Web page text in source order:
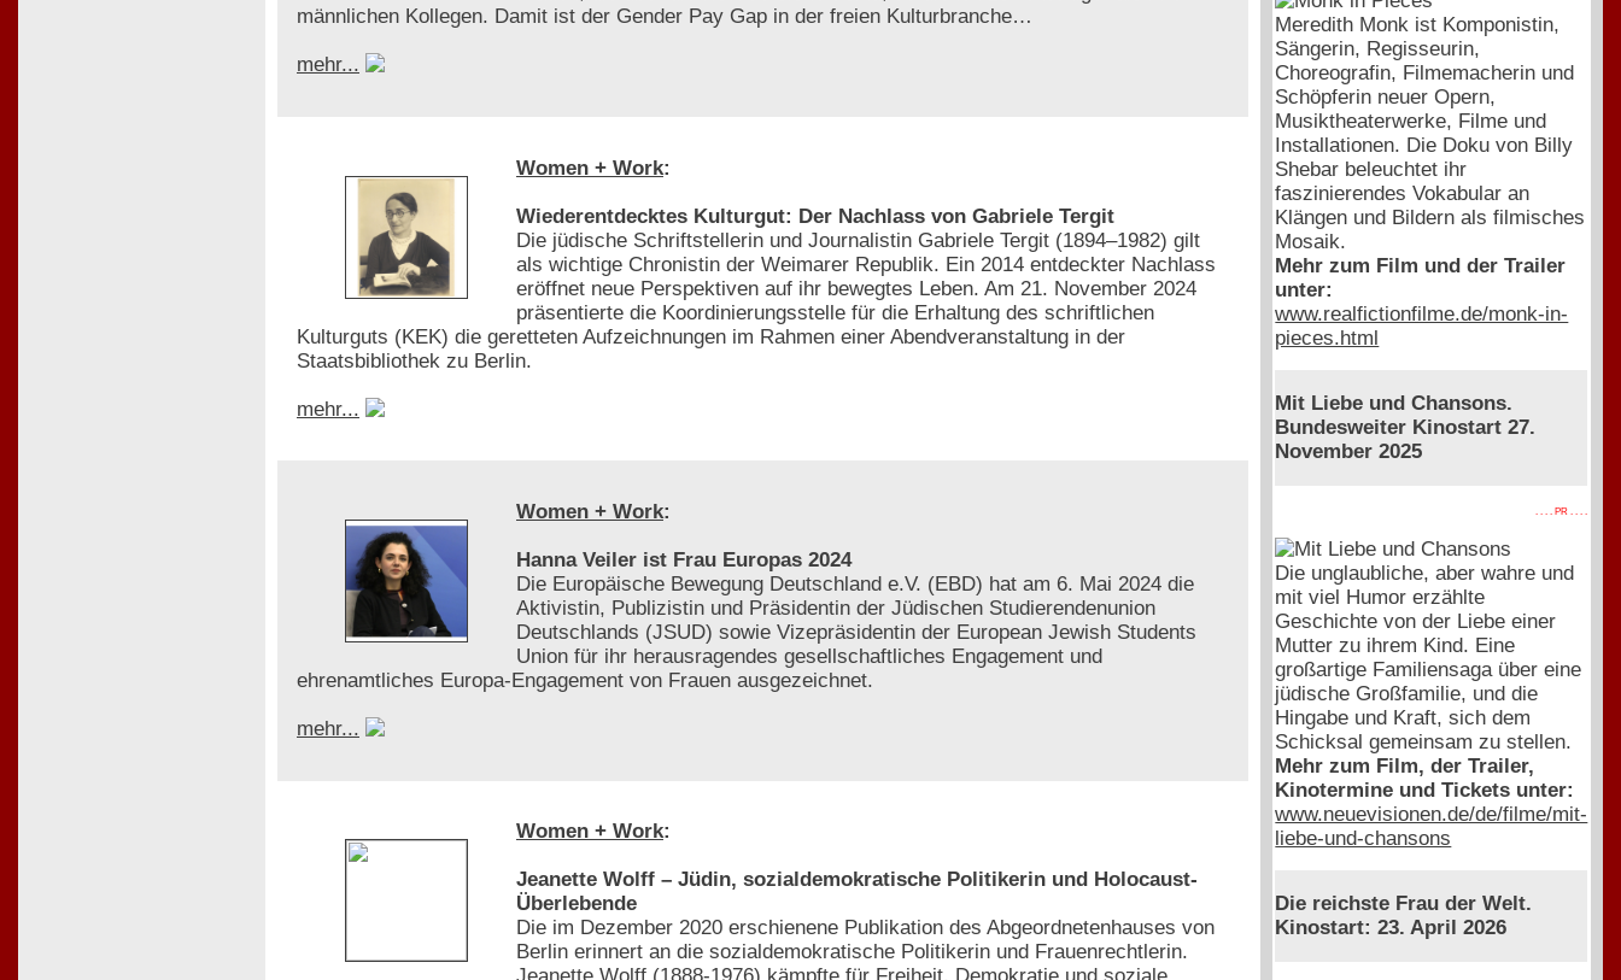
männlichen Kollegen. Damit ist der Gender Pay Gap in der freien Kulturbranche…
mehr...
Women + Work:
Wiederentdecktes Kulturgut: Der Nachlass von Gabriele Tergit
Die jüdische Schriftstellerin und Journalistin Gabriele Tergit (1894–1982) gilt
als wichtige Chronistin der Weimarer Republik. Ein 2014 entdeckter Nachlass
eröffnet neue Perspektiven auf ihr bewegtes Leben. Am 21. November 2024
präsentierte die Koordinierungsstelle für die Erhaltung des schriftlichen
Kulturguts (KEK) die geretteten Aufzeichnungen im Rahmen einer Abendveranstaltung in der
Staatsbibliothek zu Berlin.
mehr...
Women + Work:
Hanna Veiler ist Frau Europas 2024
Die Europäische Bewegung Deutschland e.V. (EBD) hat am 6. Mai 2024 die
Aktivistin, Publizistin und Präsidentin der Jüdischen Studierendenunion
Deutschlands (JSUD) sowie Vizepräsidentin der European Jewish Students
Union für ihr herausragendes gesellschaftliches Engagement und
ehrenamtliches Europa-Engagement von Frauen ausgezeichnet.
mehr...
Women + Work:
Jeanette Wolff – Jüdin, sozialdemokratische Politikerin und Holocaust-
Überlebende
Die im Dezember 2020 erschienene Publikation des Abgeordnetenhauses von
Berlin erinnert an die sozialdemokratische Politikerin und Frauenrechtlerin.
Meredith Monk ist Komponistin,
Sängerin, Regisseurin,
Choreografin, Filmemacherin und
Schöpferin neuer Opern,
Musiktheaterwerke, Filme und
Installationen. Die Doku von Billy
Shebar beleuchtet ihr
faszinierendes Vokabular an
Klängen und Bildern als filmisches
Mosaik.
Mehr zum Film und der Trailer
unter:
www.realfictionfilme.de/monk-in-
pieces.html
Mit Liebe und Chansons.
Bundesweiter Kinostart 27.
November 2025
. . . . PR . . . .
Die unglaubliche, aber wahre und
mit viel Humor erzählte
Geschichte von der Liebe einer
Mutter zu ihrem Kind. Eine
großartige Familiensaga über eine
jüdische Großfamilie, und die
Hingabe und Kraft, sich dem
Schicksal gemeinsam zu stellen.
Mehr zum Film, der Trailer,
Kinotermine und Tickets unter:
www.neuevisionen.de/de/filme/mit-
liebe-und-chansons
Die reichste Frau der Welt.
Kinostart: 23. April 2026